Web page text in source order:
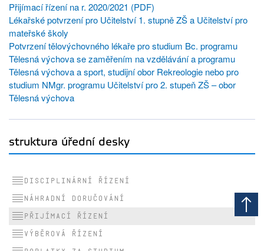
Přijímací řízení na r. 2020/2021 (PDF)
Lékařské potvrzení pro Učitelství 1. stupně ZŠ a Učitelství pro
mateřské školy
Potvrzení tělovýchovného lékaře pro studium Bc. programu
Tělesná výchova se zaměřením na vzdělávání a programu
Tělesná výchova a sport, studijní obor Rekreologie nebo pro
studium NMgr. programu Učitelství pro 2. stupeň ZŠ – obor
Tělesná výchova
struktura úřední desky
Disciplinární řízení
Náhradní doručování
Přijímací řízení
Výběrová řízení